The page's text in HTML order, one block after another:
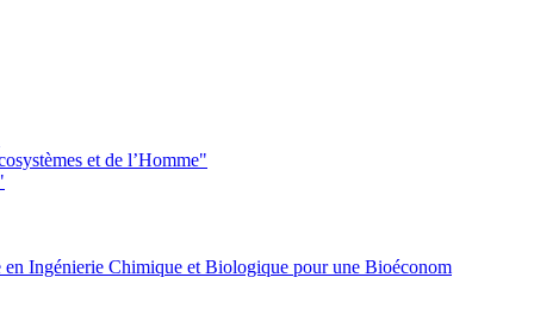
et de l’Homme"
Ingénierie Chimique et Biologique pour une Bioéconom